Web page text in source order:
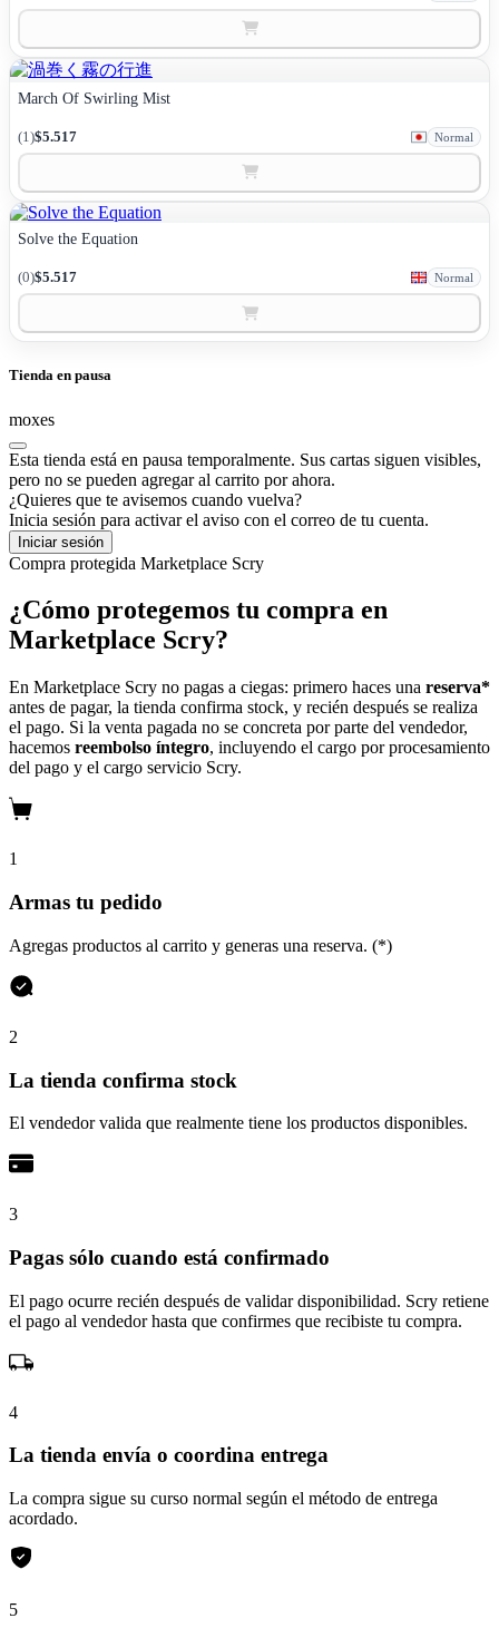
March Of Swirling Mist
(1)$5.517 Normal
Solve the Equation
(0)$5.517 Normal
Tienda en pausa
moxes
Esta tienda está en pausa temporalmente. Sus cartas siguen visibles,
pero no se pueden agregar al carrito por ahora.
¿Quieres que te avisemos cuando vuelva?
Inicia sesión para activar el aviso con el correo de tu cuenta.
Iniciar sesión
Compra protegida Marketplace Scry
¿Cómo protegemos tu compra en
Marketplace Scry?
En Marketplace Scry no pagas a ciegas: primero haces una reserva*
antes de pagar, la tienda confirma stock, y recién después se realiza
el pago. Si la venta pagada no se concreta por parte del vendedor,
hacemos reembolso íntegro, incluyendo el cargo por procesamiento
del pago y el cargo servicio Scry.
1
Armas tu pedido
Agregas productos al carrito y generas una reserva. (*)
2
La tienda confirma stock
El vendedor valida que realmente tiene los productos disponibles.
3
Pagas sólo cuando está confirmado
El pago ocurre recién después de validar disponibilidad. Scry retiene
el pago al vendedor hasta que confirmes que recibiste tu compra.
4
La tienda envía o coordina entrega
La compra sigue su curso normal según el método de entrega
acordado.
5